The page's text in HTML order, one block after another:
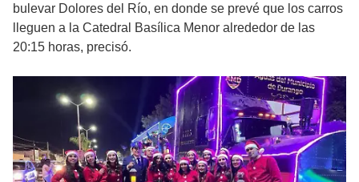
bulevar Dolores del Río, en donde se prevé que los carros
lleguen a la Catedral Basílica Menor alrededor de las
20:15 horas, precisó.